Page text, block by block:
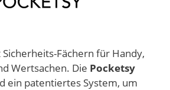
Fächern für Handy,
Wertsachen. Die Pocketsy
ein patentiertes System, um